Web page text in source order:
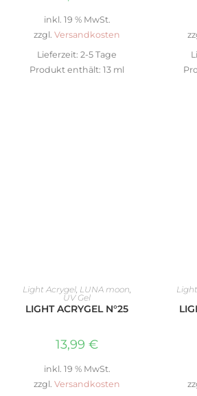
inkl. 19 % MwSt.
zzgl. Versandkosten
Lieferzeit: 2-5 Tage
Produkt enthält: 13 ml
IN DEN WARENKORB
Light Acrygel LUNA moon
UV Gel
LIGHT ACRYGEL N°25
13,99 €
inkl. 19 % MwSt.
zzgl. Versandkosten
IN